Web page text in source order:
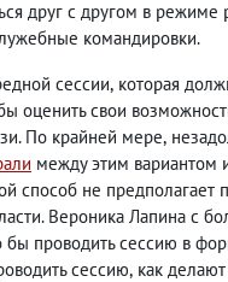
друг с другом в
командировки.
сессии, которая
оценить свои
По крайней мере,
между этим вариантом
способ не предполагает
Вероника Лапина с
проводить сессию в
сессию, как